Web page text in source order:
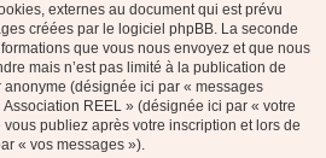
externes au document qui est prévu
créées par le logiciel phpBB. La seconde
que vous nous envoyez et que nous
mais n’est pas limité à la publication de
anonyme (désignée ici par « messages
REEL » (désignée ici par « votre
publiez après votre inscription et lors de
« vos messages »).